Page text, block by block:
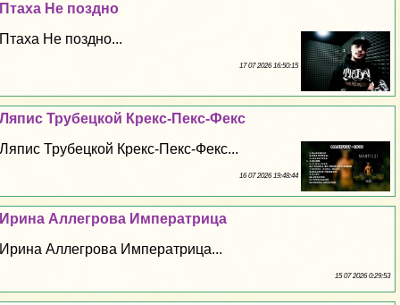
Птаха Не поздно
Птаха Не поздно...
17 07 2026 16:50:15
Ляпис Трубецкой Крекс-Пекс-Фекс
Ляпис Трубецкой Крекс-Пекс-Фекс...
16 07 2026 19:48:44
Ирина Аллегрова Императрица
Ирина Аллегрова Императрица...
15 07 2026 0:29:53